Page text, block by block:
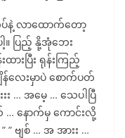
ပ်နဲ့ လာထောက်တော့
။ ပြည့် နို့အုံဘေး
းပြီး ရုန်းကြည့်
န်လေးမှာပဲ စောက်ပတ်
း … အမေ့ … သေပါပြီ
… နောက်မှ ကောင်းလို့
” ဗျစ် … အ အားး …